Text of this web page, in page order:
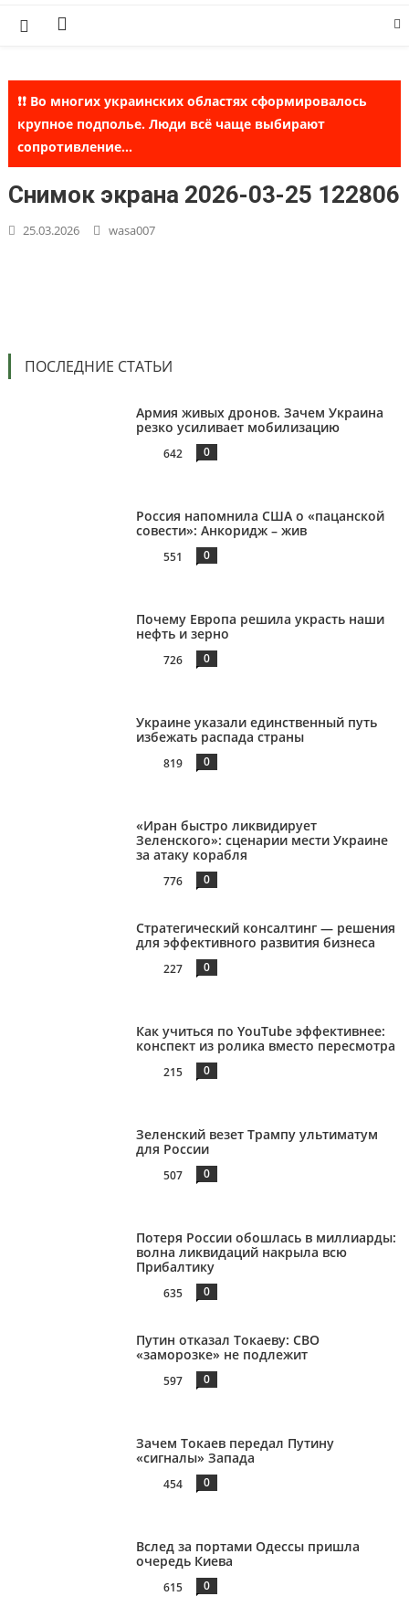
❗❗ Во многих украинских областях сформировалось
крупное подполье. Люди всё чаще выбирают
сопротивление...
Снимок экрана 2026-03-25 122806
25.03.2026 wasa007
ПОСЛЕДНИЕ СТАТЬИ
Армия живых дронов. Зачем Украина
резко усиливает мобилизацию
642 0
Россия напомнила США о «пацанской
совести»: Анкоридж – жив
551 0
Почему Европа решила украсть наши
нефть и зерно
726 0
Украине указали единственный путь
избежать распада страны
819 0
«Иран быстро ликвидирует
Зеленского»: сценарии мести Украине
за атаку корабля
776 0
Стратегический консалтинг — решения
для эффективного развития бизнеса
227 0
Как учиться по YouTube эффективнее:
конспект из ролика вместо пересмотра
215 0
Зеленский везет Трампу ультиматум
для России
507 0
Потеря России обошлась в миллиарды:
волна ликвидаций накрыла всю
Прибалтику
635 0
Путин отказал Токаеву: СВО
«заморозке» не подлежит
597 0
Зачем Токаев передал Путину
«сигналы» Запада
454 0
Вслед за портами Одессы пришла
очередь Киева
615 0